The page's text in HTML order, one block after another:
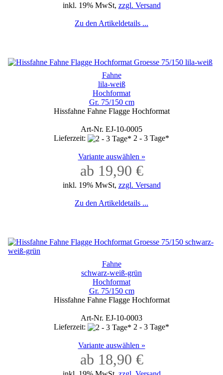
inkl. 19% MwSt, zzgl. Versand
Zu den Artikeldetails ...
Fahne
lila-weiß
Hochformat
Gr. 75/150 cm
Hissfahne Fahne Flagge Hochformat
Art-Nr. EJ-10-0005
Lieferzeit:
2 - 3 Tage*
Variante auswählen »
ab 19,90 €
inkl. 19% MwSt, zzgl. Versand
Zu den Artikeldetails ...
Fahne
schwarz-weiß-grün
Hochformat
Gr. 75/150 cm
Hissfahne Fahne Flagge Hochformat
Art-Nr. EJ-10-0003
Lieferzeit:
2 - 3 Tage*
Variante auswählen »
ab 18,90 €